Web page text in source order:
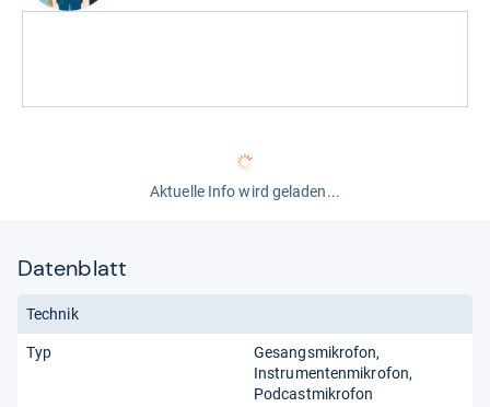
Aktuelle Info wird geladen...
Datenblatt
Technik
Typ
Gesangsmikrofon
Instrumentenmikrofon
Podcastmikrofon